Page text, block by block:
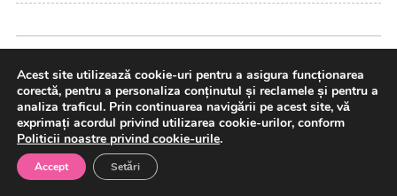
Facebook
Acest site utilizează cookie-uri pentru a asigura funcționarea
corectă, pentru a personaliza conținutul și reclamele și pentru a
analiza traficul. Prin continuarea navigării pe acest site, vă
exprimați acordul privind utilizarea cookie-urilor, conform
Politicii noastre privind cookie-urile.
Accept Setări